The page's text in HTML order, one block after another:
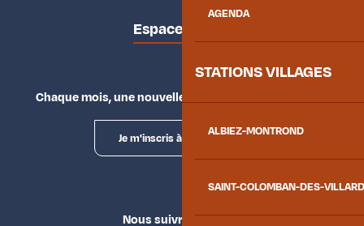
AGENDA
STATIONS VILLAGES
ALBIEZ-MONTROND
SAINT-COLOMBAN-DES-
Espace presse
Chaque mois, une nouvelle façon d'explorer la vallée.
Je m'inscris à la newsletter
Nous suivre